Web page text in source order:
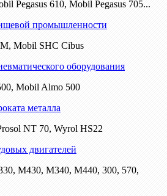
Pegasus 610, Mobil Pegasus 705...
промышленности
Mobil SHC Cibus
оборудования
Mobil Almo 500
металла
NT 70, Wyrol HS22
двигателей
M430, M340, M440, 300, 570,